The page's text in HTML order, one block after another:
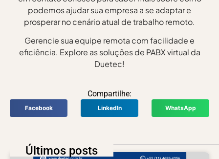
podemos ajudar sua empresa a se adaptar e
prosperar no cenário atual de trabalho remoto.
Gerencie sua equipe remota com facilidade e
eficiência. Explore as soluções de PABX virtual da
Duetec!
Compartilhe:
Facebook LinkedIn WhatsApp
Últimos posts